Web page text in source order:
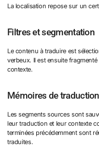
La localisation repose sur un
Filtres et segmentation
Le contenu à traduire est
verbeux. Il est ensuite
contexte.
Mémoires de
Les segments sources sont
leur traduction et leur contexte
terminées précédemment sont
traduites.